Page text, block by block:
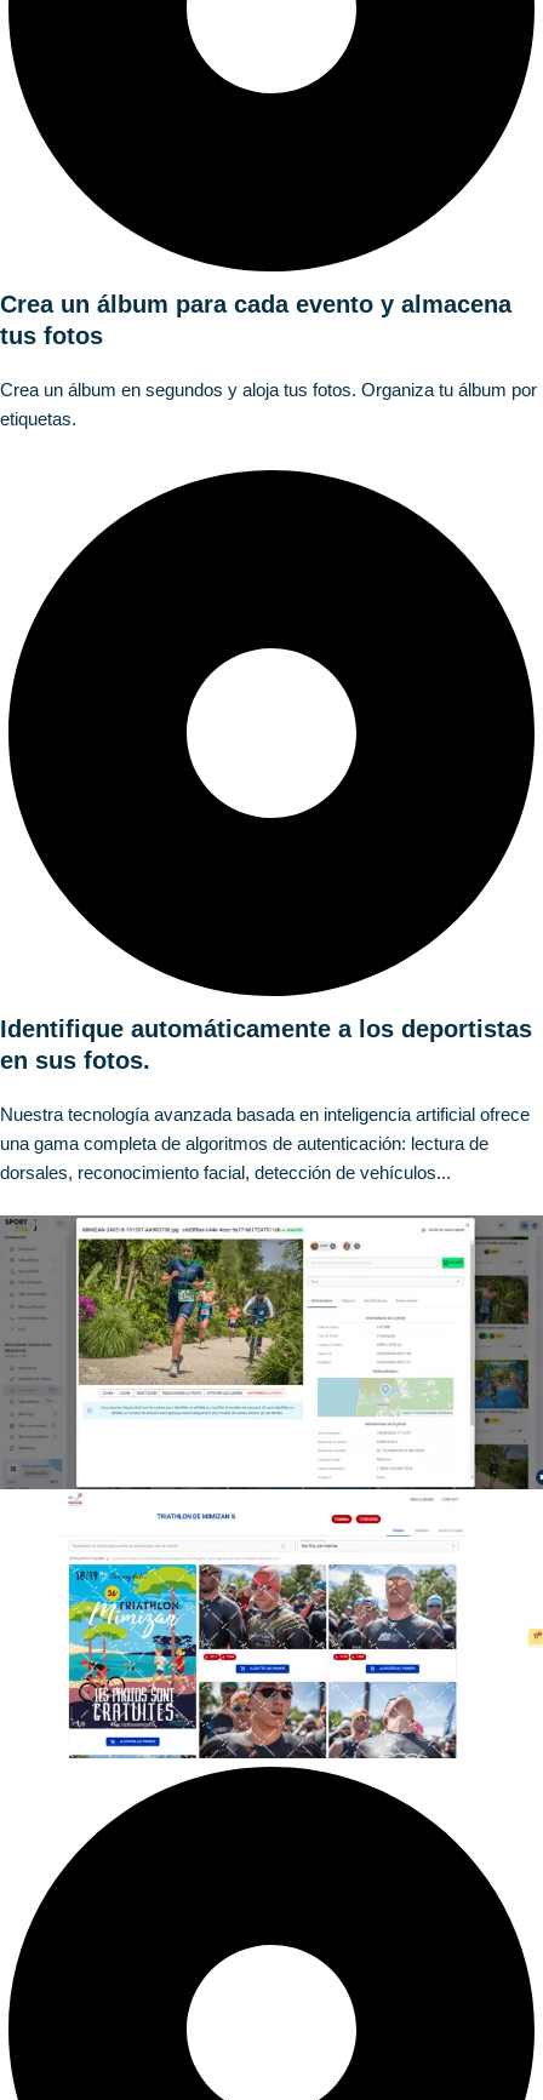
Crea un álbum para cada evento y almacena
tus fotos
Crea un álbum en segundos y aloja tus fotos. Organiza tu álbum por
etiquetas.
Identifique automáticamente a los deportistas
en sus fotos.
Nuestra tecnología avanzada basada en inteligencia artificial ofrece
una gama completa de algoritmos de autenticación: lectura de
dorsales, reconocimiento facial, detección de vehículos...